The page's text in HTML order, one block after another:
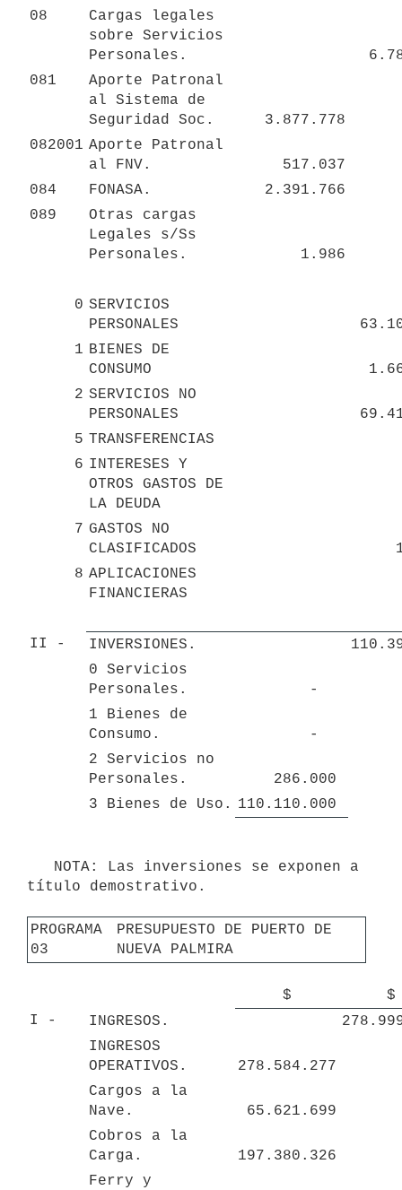
08
Cargas legales
sobre Servicios
Personales.
081
Aporte Patronal
al Sistema de
Seguridad Soc.
3.877.778
082001 Aporte Patronal
al FNV.
517.037
084
FONASA.
2.391.766
089
Otras cargas
Legales s/Ss
Personales.
1.986
0 SERVICIOS
PERSONALES
1 BIENES DE
CONSUMO
2 SERVICIOS NO
PERSONALES
5 TRANSFERENCIAS
6 INTERESES Y
OTROS GASTOS DE
LA DEUDA
7 GASTOS NO
CLASIFICADOS
8 APLICACIONES
FINANCIERAS
II - INVERSIONES.
0 Servicios
Personales.
-
1 Bienes de
Consumo.
-
2 Servicios no
Personales.
286.000
3 Bienes de Uso.
110.110.000
título demostrativo.
PROGRAMA
03
PRESUPUESTO DE PUERTO DE
NUEVA PALMIRA
$
$
I -
INGRESOS.
INGRESOS
OPERATIVOS.
278.584.277
Cargos a la
Nave.
65.621.699
Cobros a la
Carga.
197.380.326
Ferry y